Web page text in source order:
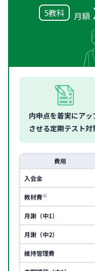
5教科 月額
内申点を着実にアッ
させる定期テスト対
費用
入会金
教材費※
月謝（中1）
月謝（中2）
維持管理費